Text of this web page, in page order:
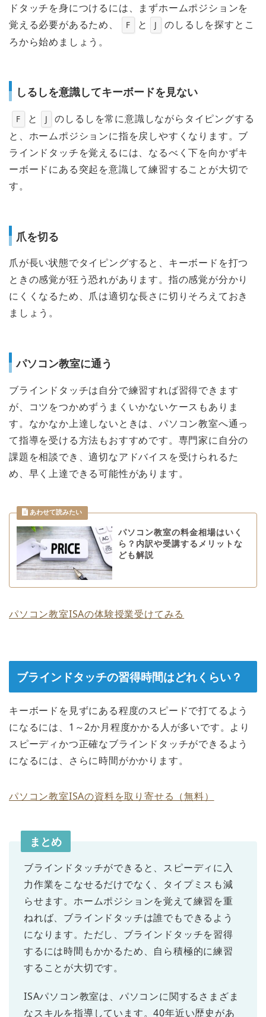
ドタッチを身につけるには、まずホームポジションを
覚える必要があるため、
F と J
のしるしを探すとこ
ろから始めましょう。
しるしを意識してキーボードを見ない
F と J
のしるしを常に意識しながらタイピングする
と、ホームポジションに指を戻しやすくなります。ブ
ラインドタッチを覚えるには、なるべく下を向かずキ
ーボードにある突起を意識して練習することが大切で
す。
爪を切る
爪が長い状態でタイピングすると、キーボードを打つ
ときの感覚が狂う恐れがあります。指の感覚が分かり
にくくなるため、爪は適切な長さに切りそろえておき
ましょう。
パソコン教室に通う
ブラインドタッチは自分で練習すれば習得できます
が、コツをつかめずうまくいかないケースもありま
す。なかなか上達しないときは、パソコン教室へ通っ
て指導を受ける方法もおすすめです。専門家に自分の
課題を相談でき、適切なアドバイスを受けられるた
め、早く上達できる可能性があります。
パソコン教室の料金相場はいく
ら？内訳や受講するメリットな
ども解説
パソコン教室ISAの体験授業受けてみる
ブラインドタッチの習得時間はどれくらい？
キーボードを見ずにある程度のスピードで打てるよう
になるには、1～2か月程度かかる人が多いです。より
スピーディかつ正確なブラインドタッチができるよう
になるには、さらに時間がかかります。
パソコン教室ISAの資料を取り寄せる（無料）
まとめ
ブラインドタッチができると、スピーディに入
力作業をこなせるだけでなく、タイプミスも減
らせます。ホームポジションを覚えて練習を重
ねれば、ブラインドタッチは誰でもできるよう
になります。ただし、ブラインドタッチを習得
するには時間もかかるため、自ら積極的に練習
することが大切です。
ISAパソコン教室は、パソコンに関するさまざま
なスキルを指導しています。40年近い歴史があ